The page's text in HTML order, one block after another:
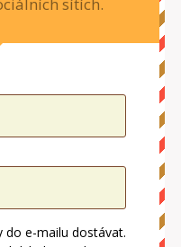
do e-mailu dostávat.